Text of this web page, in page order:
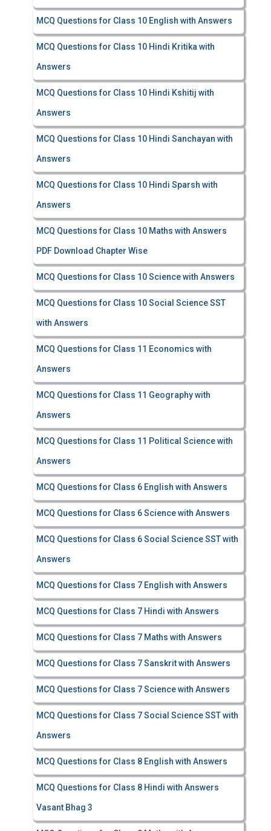
MCQ Questions for Class 10 English with Answers
MCQ Questions for Class 10 Hindi Kritika with
Answers
MCQ Questions for Class 10 Hindi Kshitij with
Answers
MCQ Questions for Class 10 Hindi Sanchayan with
Answers
MCQ Questions for Class 10 Hindi Sparsh with
Answers
MCQ Questions for Class 10 Maths with Answers
PDF Download Chapter Wise
MCQ Questions for Class 10 Science with Answers
MCQ Questions for Class 10 Social Science SST
with Answers
MCQ Questions for Class 11 Economics with
Answers
MCQ Questions for Class 11 Geography with
Answers
MCQ Questions for Class 11 Political Science with
Answers
MCQ Questions for Class 6 English with Answers
MCQ Questions for Class 6 Science with Answers
MCQ Questions for Class 6 Social Science SST with
Answers
MCQ Questions for Class 7 English with Answers
MCQ Questions for Class 7 Hindi with Answers
MCQ Questions for Class 7 Maths with Answers
MCQ Questions for Class 7 Sanskrit with Answers
MCQ Questions for Class 7 Science with Answers
MCQ Questions for Class 7 Social Science SST with
Answers
MCQ Questions for Class 8 English with Answers
MCQ Questions for Class 8 Hindi with Answers
Vasant Bhag 3